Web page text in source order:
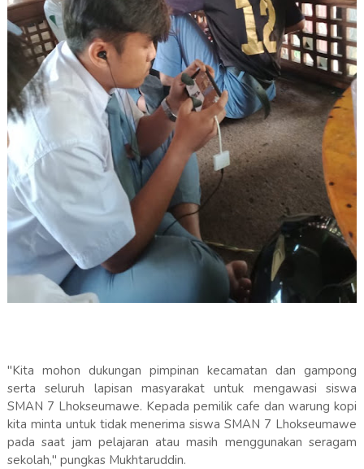
"Kita mohon dukungan pimpinan kecamatan dan gampong
serta seluruh lapisan masyarakat untuk mengawasi siswa
SMAN 7 Lhokseumawe. Kepada pemilik cafe dan warung kopi
kita minta untuk tidak menerima siswa SMAN 7 Lhokseumawe
pada saat jam pelajaran atau masih menggunakan seragam
sekolah," pungkas Mukhtaruddin.